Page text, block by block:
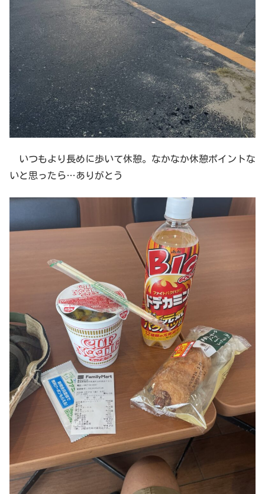
いつもより長めに歩いて休憩。なかなか休憩ポイントな
いと思ったら…ありがとう